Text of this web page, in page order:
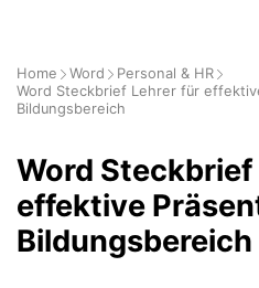
Home Word
Personal & HR
Word Steckbrief Lehrer für
Bildungsbereich
Word
effektive
Bildungsbereich